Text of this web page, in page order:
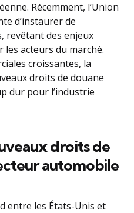
Récemment, l’Union
d’instaurer de
revêtant des enjeux
acteurs du marché.
croissantes, la
droits de douane
dur pour l’industrie
droits de
automobile
entre les États-Unis et